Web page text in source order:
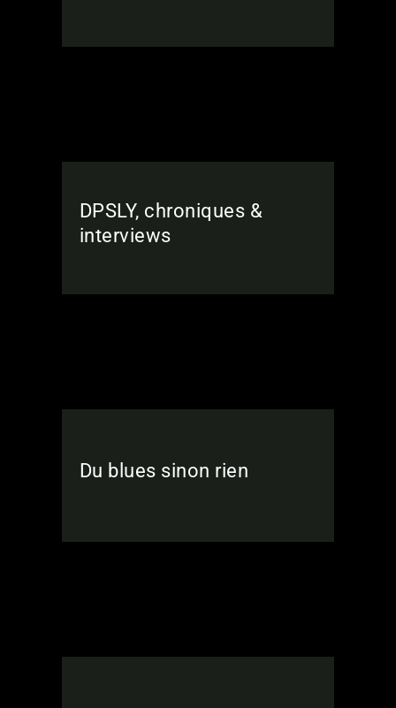
DPSLY, chroniques &
interviews
Du blues sinon rien